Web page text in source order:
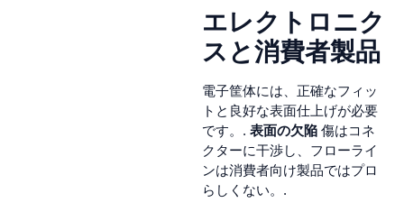
エレクトロニク
スと消費者製品
電子筐体には、正確なフィッ
トと良好な表面仕上げが必要
です。. 表面の欠陥 傷はコネ
クターに干渉し、フローライ
ンは消費者向け製品ではプロ
らしくない。.